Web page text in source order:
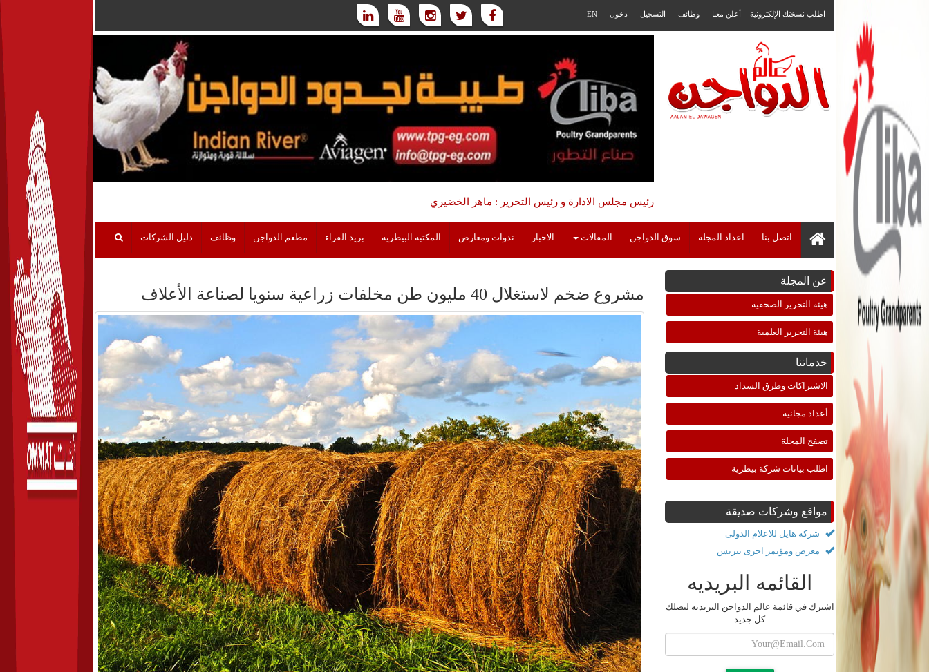
اطلب نسختك الإلكترونية أعلن معنا وظائف التسجيل دخول EN
رئيس مجلس الادارة و رئيس التحرير : ماهر الخضيري
اتصل بنا اعداد المجلة سوق الدواجن المقالات الاخبار ندوات ومعارض المكتبة البيطرية بريد القراء مطعم الدواجن وظائف دليل الشركات
عن المجلة
هيئة التحرير الصحفية
هيئة التحرير العلمية
خدماتنا
الاشتراكات وطرق السداد
أعداد مجانية
تصفح المجلة
اطلب بيانات شركة بيطرية
مواقع وشركات صديقة
شركة هايل للاعلام الدولى
معرض ومؤتمر اجرى بيزنس
القائمه البريديه
اشترك في قائمة عالم الدواجن البريديه ليصلك
كل جديد
مشروع ضخم لاستغلال 40 مليون طن مخلفات زراعية سنويا لصناعة الأعلاف